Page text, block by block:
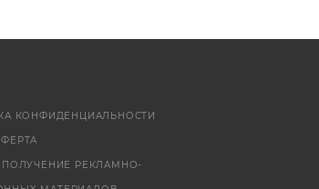
КОНФИДЕНЦИАЛЬНОСТИ
ПОЛУЧЕНИЕ РЕКЛАМНО-